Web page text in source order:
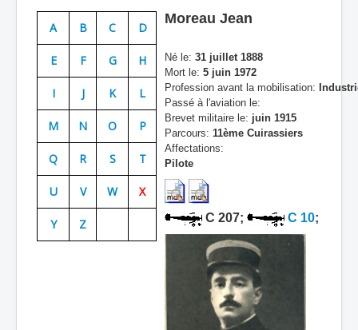
Escadrilles
Organisation
Avions
Personnels
Doctrines
Batailles
Les As
Cahiers des As
A B C D
E F G H
I J K L
M N O P
Q R S T
U V W X
Y Z
Moreau Jean
Né le: 31 juillet 1888
Mort le: 5 juin 1972
Profession avant la mobilisation:
Passé à l'aviation le:
Brevet militaire le: juin 1915
Parcours: 11ème Cuirassiers
Affectations:
Pilote
C 207; C 10;